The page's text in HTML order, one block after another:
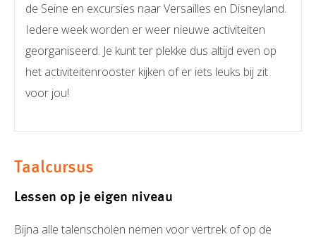
de Seine en excursies naar Versailles en Disneyland.
Iedere week worden er weer nieuwe activiteiten
georganiseerd. Je kunt ter plekke dus altijd even op
het activiteitenrooster kijken of er iets leuks bij zit
voor jou!
Taalcursus
Lessen op je eigen niveau
Bijna alle talenscholen nemen voor vertrek of op de